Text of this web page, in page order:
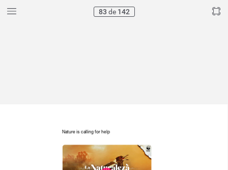
83 de 142
Nature is calling for help